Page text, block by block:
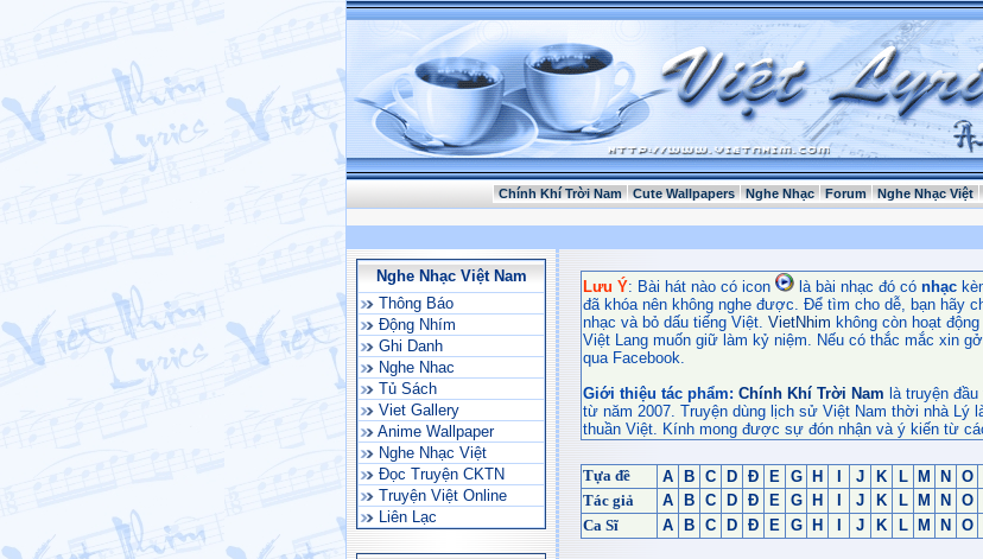
Chính Khí Trời Nam Cute Wallpapers Nghe Nhạc Forum Nghe Nhạc Việt
Nghe Nhạc Việt Nam
Thông Báo
Động Nhím
Ghi Danh
Nghe Nhac
Tủ Sách
Viet Gallery
Anime Wallpaper
Nghe Nhạc Việt
Đọc Truyện CKTN
Truyện Việt Online
Liên Lạc
Lưu Ý: Bài hát nào có icon là bài nhạc đó có nhạc
đã khóa nên không nghe được. Để tìm cho dễ, bạn hãy
nhạc và bỏ dấu tiếng Việt. VietNhim không còn hoạt
Việt Lang muốn giữ làm kỷ niệm. Nếu có thắc mắc xin
qua Facebook.
Giới thiệu tác phẩm: Chính Khí Trời Nam là truyện
từ năm 2007. Truyện dùng lịch sử Việt Nam thời nhà Lý
thuần Việt. Kính mong được sự đón nhận và ý kiến từ
Tựa đề A B C D Đ E G H J K L M N O
Tác giả
A B C D Đ E G H J K L M N O
Ca Sĩ
A B C D Đ E G H J K L M N O